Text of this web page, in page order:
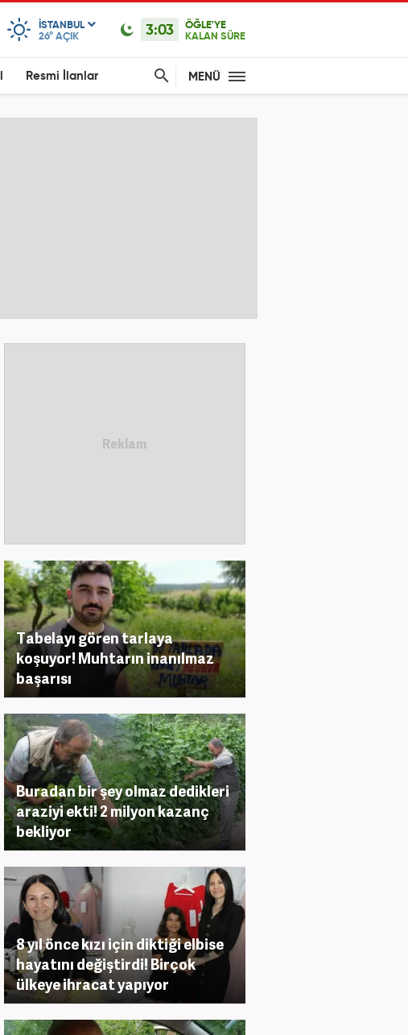
ISTANBUL
26° AÇIK 3:03
ÖĞLE'YE
KALAN SÜRE
Resmi İlanlar MENÜ
Tabelayı gören tarlaya
koşuyor! Muhtarın inanılmaz
başarısı
Buradan bir şey olmaz dedikleri
araziyi ekti! 2 milyon kazanç
bekliyor
8 yıl önce kızı için diktiği elbise
hayatını değiştirdi! Birçok
ülkeye ihracat yapıyor